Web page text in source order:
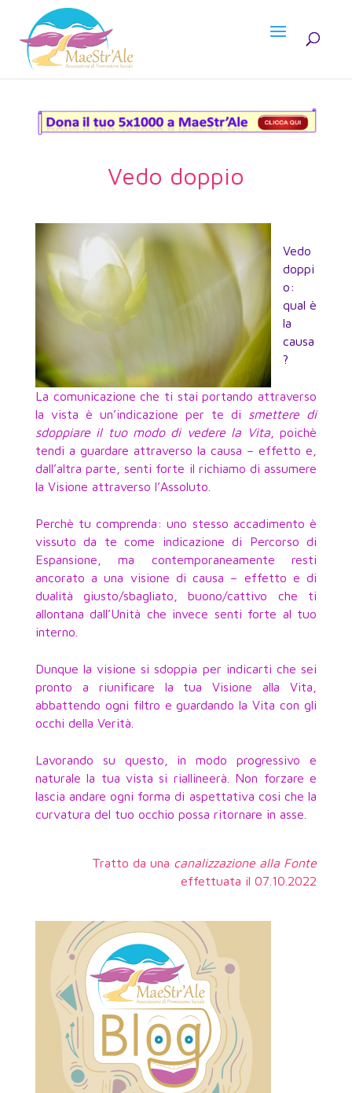
Vedo doppio
Vedo
doppi
o:
qual è
la
causa
?
La comunicazione che ti stai portando attraverso
la vista è un’indicazione per te di smettere di
sdoppiare il tuo modo di vedere la Vita, poichè
tendi a guardare attraverso la causa – effetto e,
dall’altra parte, senti forte il richiamo di assumere
la Visione attraverso l’Assoluto.
Perchè tu comprenda: uno stesso accadimento è
vissuto da te come indicazione di Percorso di
Espansione, ma contemporaneamente resti
ancorato a una visione di causa – effetto e di
dualità giusto/sbagliato, buono/cattivo che ti
allontana dall’Unità che invece senti forte al tuo
interno.
Dunque la visione si sdoppia per indicarti che sei
pronto a riunificare la tua Visione alla Vita,
abbattendo ogni filtro e guardando la Vita con gli
occhi della Verità.
Lavorando su questo, in modo progressivo e
naturale la tua vista si riallineerà. Non forzare e
lascia andare ogni forma di aspettativa cosi che la
curvatura del tuo occhio possa ritornare in asse.
Tratto da una canalizzazione alla Fonte
effettuata il 07.10.2022